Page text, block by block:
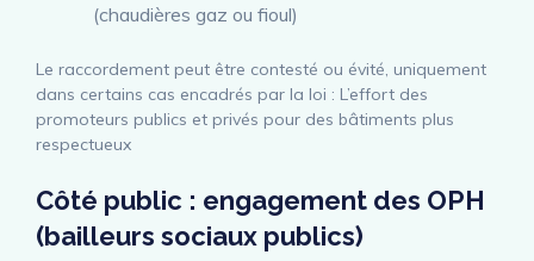
(chaudières gaz ou fioul)
Le raccordement peut être contesté ou évité, uniquement
dans certains cas encadrés par la loi : L’effort des
promoteurs publics et privés pour des bâtiments plus
respectueux
Côté public : engagement des OPH
(bailleurs sociaux publics)